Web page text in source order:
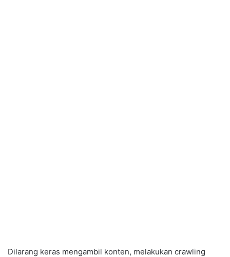
Dilarang keras mengambil konten, melakukan crawling